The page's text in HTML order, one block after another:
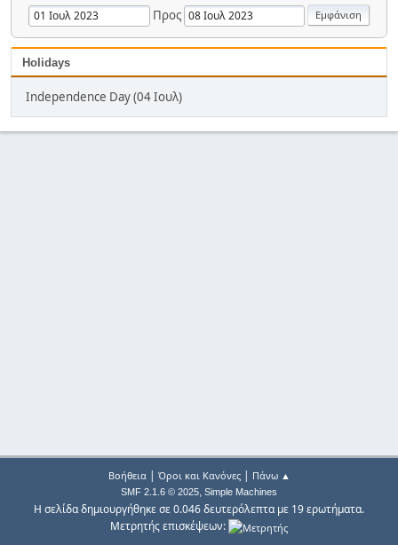
Προς
Holidays
Independence Day (04 Ιουλ)
Βοήθεια| Όροι και Κανόνες| Πάνω ▲
SMF 2.1.6 © 2025, Simple Machines
Η σελίδα δημιουργήθηκε σε 0.046 δευτερόλεπτα με 19 ερωτήματα.
Μετρητής επισκέψεων: